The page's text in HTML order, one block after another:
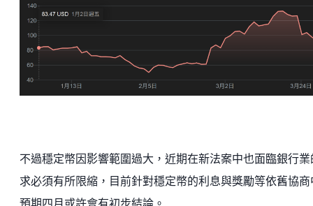
不過穩定幣因影響範圍過大，近期在新法案中也面臨銀行業
求必須有所限縮，目前針對穩定幣的利息與獎勵等依舊協商